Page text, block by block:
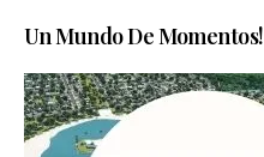
Un Mundo De Momentos!